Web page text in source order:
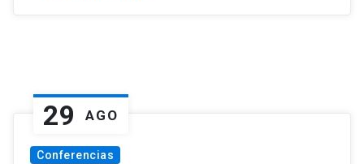
29 AGO
Conferencias